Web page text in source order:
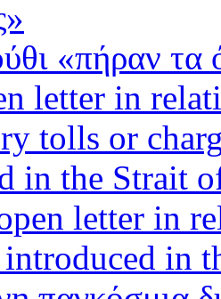
«πήραν τα
letter in
in